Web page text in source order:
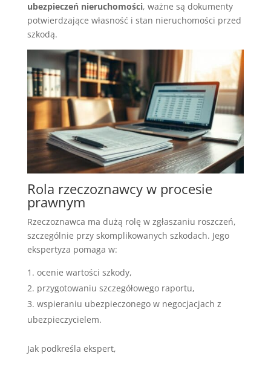
ubezpieczeń nieruchomości, ważne są dokumenty
potwierdzające własność i stan nieruchomości przed
szkodą.
Rola rzeczoznawcy w procesie
prawnym
Rzeczoznawca ma dużą rolę w zgłaszaniu roszczeń,
szczególnie przy skomplikowanych szkodach. Jego
ekspertyza pomaga w:
ocenie wartości szkody,
przygotowaniu szczegółowego raportu,
wspieraniu ubezpieczonego w negocjacjach z
ubezpieczycielem.
Jak podkreśla ekspert,